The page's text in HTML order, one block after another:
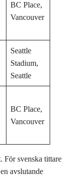
BC Place,
Vancouver
Seattle
Stadium,
Seattle
BC Place,
Vancouver
För svenska tittare
avslutande